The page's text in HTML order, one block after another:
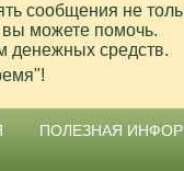
сообщения не
вы можете помочь.
денежных средств.
ПОЛЕЗНАЯ